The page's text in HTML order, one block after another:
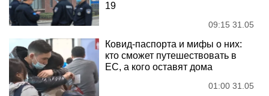
19
09:15 31.05
Ковид-паспорта и мифы о них:
кто сможет путешествовать в
ЕС, а кого оставят дома
01:00 31.05